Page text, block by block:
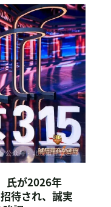
氏が2026年
待され、誠実